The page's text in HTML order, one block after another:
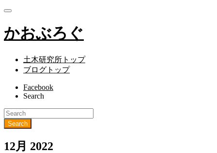
かおぶろぐ
土木研究所トップ
ブログトップ
Facebook
Search
12月 2022